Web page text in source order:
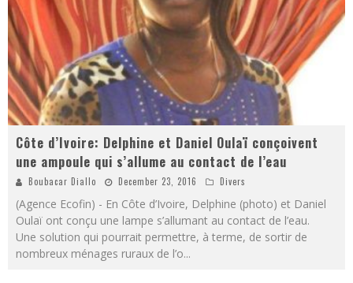
Côte d’Ivoire: Delphine et Daniel Oulaï conçoivent
une ampoule qui s’allume au contact de l’eau
Boubacar Diallo December 23, 2016 Divers
(Agence Ecofin) - En Côte d’Ivoire, Delphine (photo) et Daniel
Oulaï ont conçu une lampe s’allumant au contact de l’eau.
Une solution qui pourrait permettre, à terme, de sortir de
nombreux ménages ruraux de l’o...